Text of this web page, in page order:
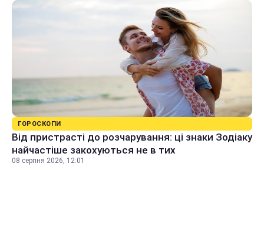
ГОРОСКОПИ
Від пристрасті до розчарування: ці знаки Зодіаку
найчастіше закохуються не в тих
08 серпня 2026, 12:01